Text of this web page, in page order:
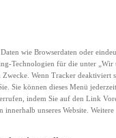
wie Browserdaten oder
Technologien für die unter „Wir
Wenn Tracker deaktiviert
Sie können dieses Menü
indem Sie auf den Link
unseres Website.